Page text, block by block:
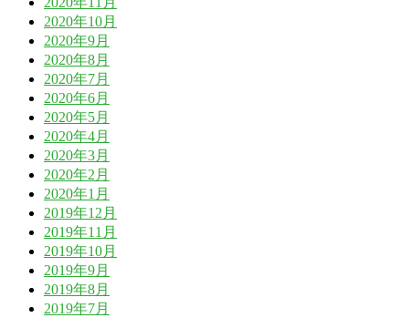
2020年10月
2020年9月
2020年8月
2020年7月
2020年6月
2020年5月
2020年4月
2020年3月
2020年2月
2020年1月
2019年12月
2019年11月
2019年10月
2019年9月
2019年8月
2019年7月